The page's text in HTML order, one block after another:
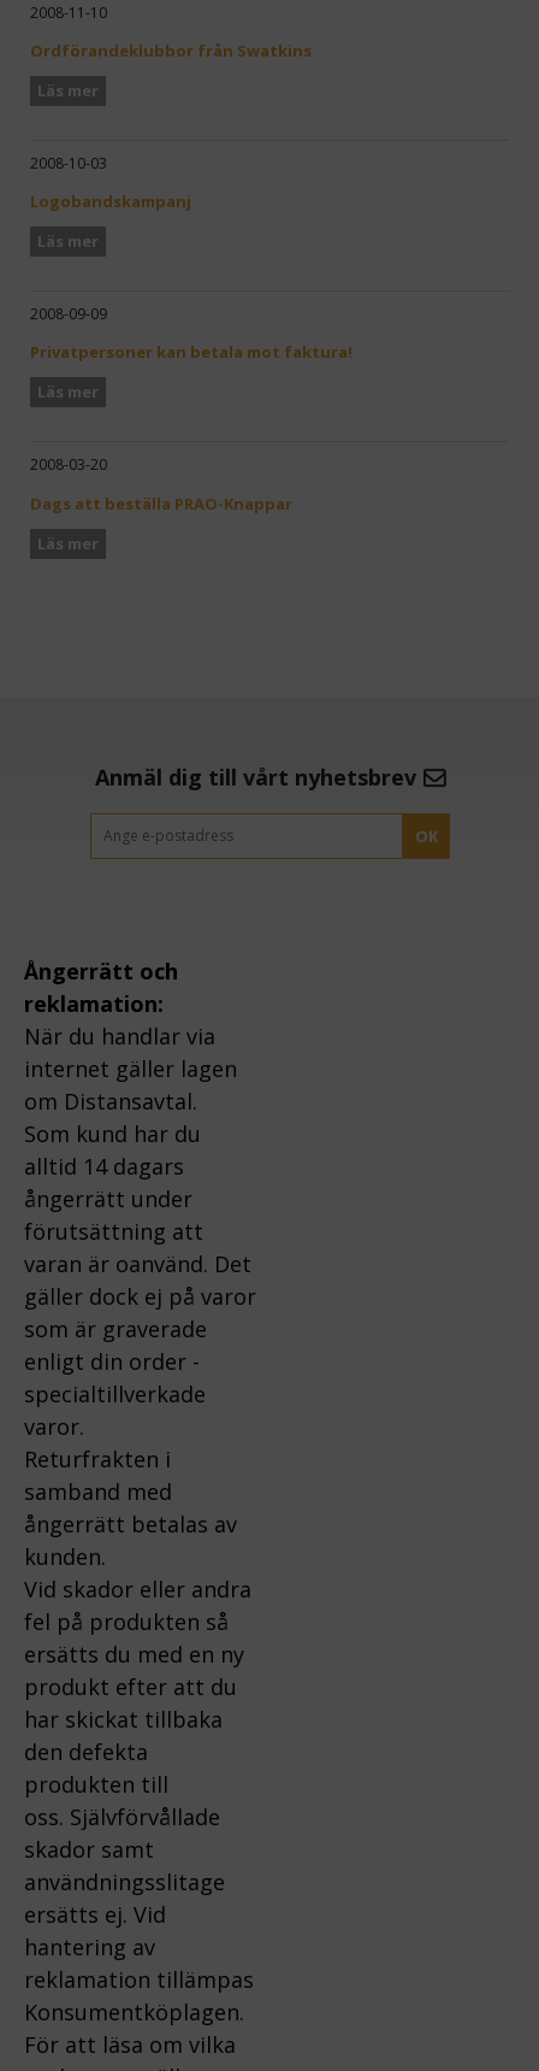
2008-11-10
Ordförandeklubbor från Swatkins
Läs mer
2008-10-03
Logobandskampanj
Läs mer
2008-09-09
Privatpersoner kan betala mot faktura!
Läs mer
2008-03-20
Dags att beställa PRAO-Knappar
Läs mer
Anmäl dig till vårt nyhetsbrev
OK
Ångerrätt och
reklamation:
När du handlar via
internet gäller lagen
om Distansavtal.
Som kund har du
alltid 14 dagars
ångerrätt under
förutsättning att
varan är oanvänd. Det
gäller dock ej på varor
som är graverade
enligt din order -
specialtillverkade
varor.
Returfrakten i
samband med
ångerrätt betalas av
kunden.
Vid skador eller andra
fel på produkten så
ersätts du med en ny
produkt efter att du
har skickat tillbaka
den defekta
produkten till
oss. Självförvållade
skador samt
användningsslitage
ersätts ej. Vid
hantering av
reklamation tillämpas
Konsumentköplagen.
För att läsa om vilka